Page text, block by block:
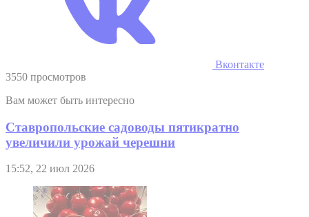
Вконтакте
3550 просмотров
Вам может быть интересно
Ставропольские садоводы пятикратно
увеличили урожай черешни
15:52, 22 июл 2026